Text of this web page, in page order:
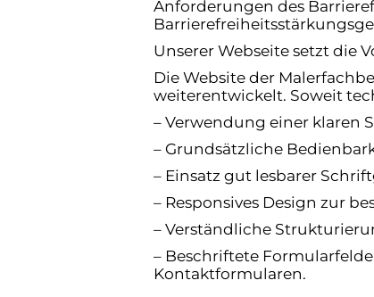
Anforderungen des
Unserer Webseite setzt die
Die Website der
weiterentwickelt. Soweit
– Verwendung einer klaren
– Grundsätzliche
– Einsatz gut lesbarer
– Responsives Design zur
– Verständliche
– Beschriftete
Kontaktformularen.